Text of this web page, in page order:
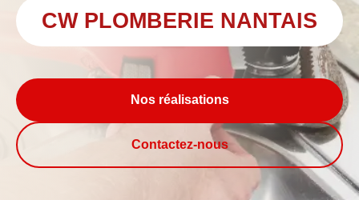
CW PLOMBERIE NANTAIS
Nos réalisations
Contactez-nous